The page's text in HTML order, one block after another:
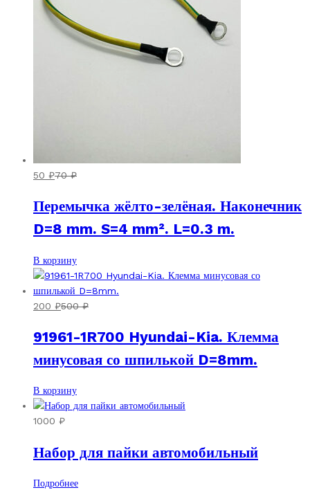
50 ₽70₽
Перемычка жёлто-зелёная. Наконечник
D=8 mm. S=4 mm². L=0.3 m.
В корзину
200 ₽500₽
91961-1R700 Hyundai-Kia. Клемма
минусовая со шпилькой D=8mm.
В корзину
1000 ₽
Набор для пайки автомобильный
Подробнее